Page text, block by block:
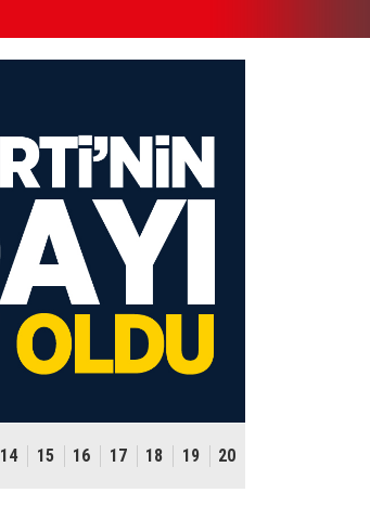
14 15 16 17 18 19 20